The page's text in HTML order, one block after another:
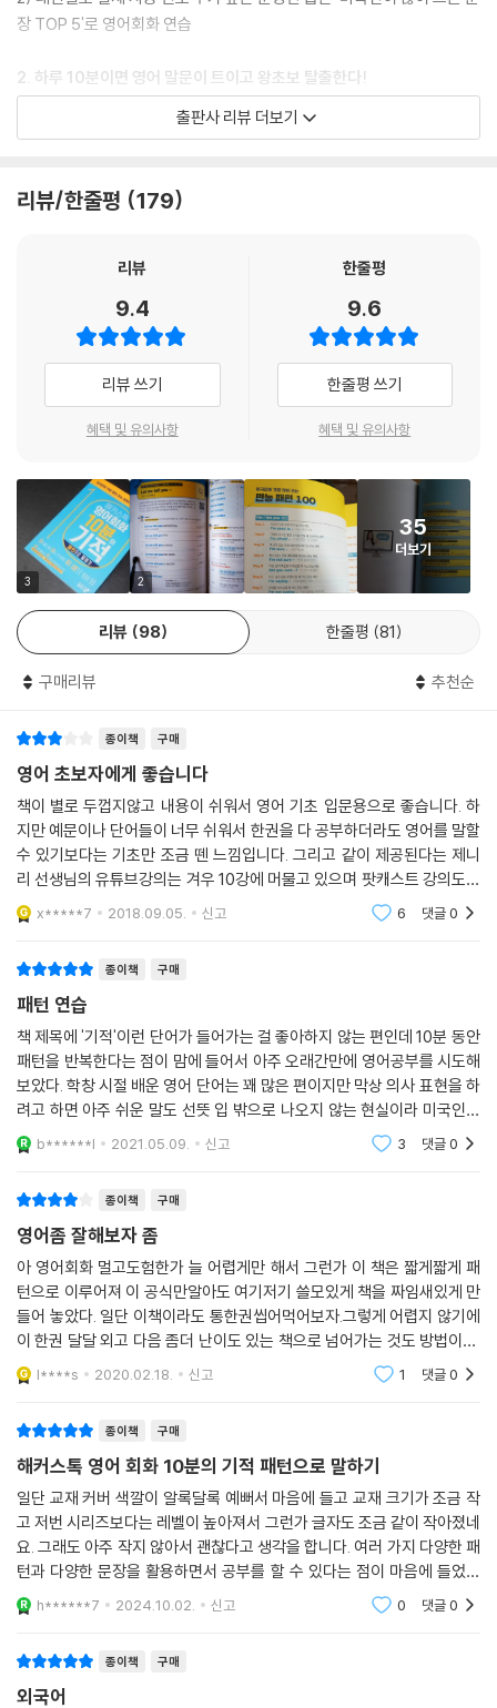
Day 35 I had no idea ~ 나 ~인지 전혀 몰랐어
Day 36 It has nothing to do with ~ ~과는 상관없어
[Let me 패턴]
Day 37 Let me know ~ ~인지 알려줘
Day 38 Let me see ~ ~를 확인해 볼게
Day 40 I’ll let you know ~ 너한테 ~ 알려줄게
Day 41 I want you to ~ 네가 ~하면 좋겠어
Day 42 I don’t want you to ~ 네가 ~하지 않으면 좋겠어
Day 43 Do you want me to ~? 내가 ~하면 좋겠어?
Day 45 Do you know how to ~? 너 ~하는 방법 알아?
Day 46 Do you know what ~? 너 ~ (무엇)인지 알아?
Day 47 Did you know ~? 너 ~ 알고 있었어?
[I think 패턴]
Day 48 I think I should ~ 나 ~해야 할 것 같아
Day 49 I don’t think I should ~ 나 ~하면 안 될 것 같아
Day 50 I never thought ~ 나 ~거라고 생각도 못했어
Day 51 I thought it was ~ ~였다고 생각했어
Day 52 Don’t even think about ~ ~할 생각도 하지 마
[Who / What 패턴]
Day 54 Who would ~? 누가 ~하겠어?
Day 56 What kind of ~? ~은 어떤 유형이야/종류야?
Day 57 What do you say to ~? ~은 어때?
Day 58 What makes you ~? 무엇이 너를 ~하게 해?
[How / When / Why 패턴]
Day 59 How come ~? 어째서 ~일 수 있어?
Day 61 How do you like ~? ~이 맘에 들어?
Day 62 How long have you been ~? ~인지 얼마나 됐어?
Day 64 Why do you think ~? 왜 ~라고 생각해?
[I will/would 패턴]
Day 66 I’d rather ~ 차라리 ~할래
Day 68 I wouldn’t mind ~ 나는 ~ 상관없어
Day 69 I wouldn’t be surprised if ~ ~라고 해도 놀라지 않을 거야
Day 70 You would have to ~ 너는 ~해야 할 거야
Day 71 You wouldn’t believe ~ 너는 ~을 믿지 않을 거야
[I can/could 패턴]
Day 72 Can you help me ~? ~ 좀 도와줄래?
Day 74 I can’t say ~ ~라고는 못하겠어
Day 76 I can’t tell ~ ~를 말할 수 없어
Day 77 I can’t imagine ~ ~을 상상할 수 없어
Day 78 I can’t help but ~ ~하지 않을 수 없어
Day 79 I can’t afford to ~ ~할 여유가 없어
Day 80 I could tell ~ 나는 ~을 알 수 있었어
Day 81 I could have been ~ 나는 ~일수도 있었어
[I may/might 패턴]
Day 82 May I help you ~ 제가 ~을 도와드릴까요?
장 TOP 5'로 영어회화 연습
2. 하루 10분이면 영어 말문이 트이고 왕초보 탈출한다!
1) 10년 배운 영어 10초도 말 못하면? 하루에 딱 10분으로 왕초보 탈출
2) 출퇴근 길에, 점심 시간에, 이동 중에, 자기 전에 10분만 공부하면 나도
3. 책+모바일 학습+무료 강의까지 한번에!
다 효과적으로 공부
3, 음성 강의 청취 가능
4. 영어회화 10분의 기적 학습법
1) 매일 그 날 배울 '미국인이 가장 많이 쓰는 패턴' 확인하기
2) 원어민 음성 MP3 & 무료 강의로 학습 효과 높이기
익히며 회화 실력 기르기
4) 우리 말만 보고 앞에서 학습한 영어 문장 말해보며 탄탄하게 복습하기
5) 오늘 배운 패턴이 사용된 영화/드라마 속 실제 대화문으로 네이티브처
럼 말해보기
5. 영어 왕초보 탈출하고 네이티브처럼 말하게 해주는 추가 학습자료 8종
제공(해커스톡 HackersTalk.co.kr)
언제 어디서나 팟캐스트 강의를 들으며 더 쉽고 재밌게 공부할 수 있어요.
본문 속 QR코드를 찍으면 오늘 학습 내용에 대한 원어민의 음성 MP3, 음
성 강의를 들을 수 있어 언제 어디서나 모바일로 학습할 수 있어요.
3) 별책 [10분 스피킹 핸드북]
한 손에 쏙 들어오는 핸드북을 항상 휴대하고 다니면서 패턴과 문장을 10
분씩 부담 없이 공부하세요.
4) 예문 & 대화문 MP3
책에 수록된 예문 & 대화문을 원어민의 발음, 억양, 속도로 듣고 따라하면
서 네이티브처럼 말해보세요.
간단한 테스트 후 내 회화 실력 진단은 물론 솔루션과 맞춤 강의까지 추천
받아보세요.
6) 매일 영어회화 표현
하루에 하나씩 영어회화 표현을 대화문, 음성 강의와 함께 익혀 보세요.
7) 오늘의 영어 10문장
오늘 학습할 패턴과 해당 패턴이 쓰인 문장 10개를 원어민의 음성 MP3와
함께 공부할 수 있어요.
매일 새로운 표현과 발음 학습 후, 내 발음을 녹음해 업로드하고 영어회화
선생님의 1:1 첨삭을 받아보세요.
※ 추가 학습자료 4) ~ 8)은 해커스톡 사이트(HackersTalk.co.kr)에서
이용 가능
출판사 리뷰 더보기
리뷰/한줄평 179
리뷰
9.4
리뷰 쓰기
혜택 및 유의사항
한줄평
9.6
한줄평 쓰기
혜택 및 유의사항
3 2
35
더보기
리뷰 98 한줄평 81
구매리뷰 추천순
종이책 구매
영어 초보자에게 좋습니다
책이 별로 두껍지않고 내용이 쉬워서 영어 기초 입문용으로 좋습니다. 하
지만 예문이나 단어들이 너무 쉬워서 한권을 다 공부하더라도 영어를 말할
수 있기보다는 기초만 조금 뗀 느낌입니다. 그리고 같이 제공된다는 제니
리 선생님의 유튜브강의는 겨우 10강에 머물고 있으며 팟캐스트 강의도 4
9강까지밖에 안올라온 채로 2권의 강의를 시작하더군요. 선전은 요란한데
출판사에서 조금
x*****7 2018.09.05. 신고 6 댓글0
종이책 구매
패턴 연습
책 제목에 '기적'이런 단어가 들어가는 걸 좋아하지 않는 편인데 10분 동안
패턴을 반복한다는 점이 맘에 들어서 아주 오래간만에 영어공부를 시도해
보았다. 학창 시절 배운 영어 단어는 꽤 많은 편이지만 막상 의사 표현을 하
려고 하면 아주 쉬운 말도 선뜻 입 밖으로 나오지 않는 현실이라 미국인들
이 가장 많이 쓰는 패턴을 반복해서 연습하는 과정이 필요하다 판단되었
다.
b******l 2021.05.09. 신고 3 댓글0
종이책 구매
영어좀 잘해보자 좀
아 영어회화 멀고도험한가 늘 어렵게만 해서 그런가 이 책은 짧게짧게 패
턴으로 이루어져 이 공식만알아도 여기저기 쓸모있게 책을 짜임새있게 만
들어 놓았다. 일단 이책이라도 통한권씹어먹어보자.그렇게 어렵지 않기에
이 한권 달달 외고 다음 좀더 난이도 있는 책으로 넘어가는 것도 방법이다.
각종 동영상 강좌도 마련되어있으니 참고해보는 것도 나쁘지 않을 것 같
다. 10분의 기적
l****s 2020.02.18. 신고 1 댓글0
종이책 구매
해커스톡 영어 회화 10분의 기적 패턴으로 말하기
일단 교재 커버 색깔이 알록달록 예뻐서 마음에 들고 교재 크기가 조금 작
고 저번 시리즈보다는 레벨이 높아져서 그런가 글자도 조금 같이 작아졌네
요. 그래도 아주 작지 않아서 괜찮다고 생각을 합니다. 여러 가지 다양한 패
턴과 다양한 문장을 활용하면서 공부를 할 수 있다는 점이 마음에 들었고
단지 MP3 파일 녹음 원어민 영어 읽는 속도가 약간은 빠른 듯 하여 살짝
은 아쉬웠지만
h******7 2024.10.02. 신고 0 댓글0
종이책 구매
외국어